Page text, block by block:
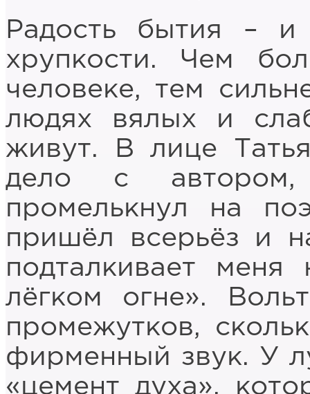
Радость бытия –
хрупкости. Чем
человеке, тем
людях вялых и
живут. В лице
дело с
промелькнул на
пришёл всерьёз и
подталкивает
лёгком огне».
промежутков,
фирменный звук. У
«цемент духа»,